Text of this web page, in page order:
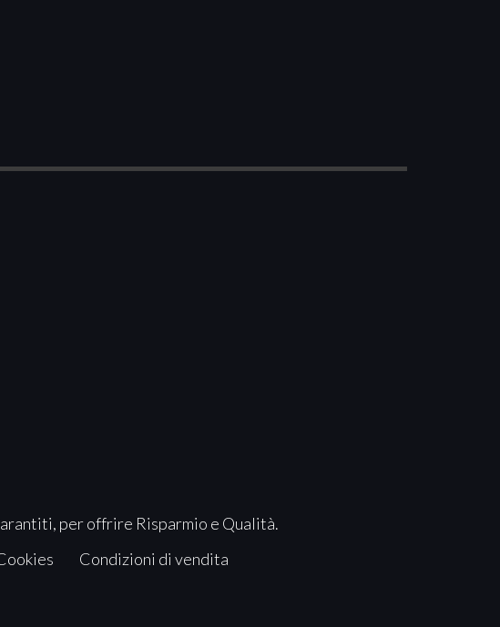
per offrire Risparmio e Qualità.
Condizioni di vendita